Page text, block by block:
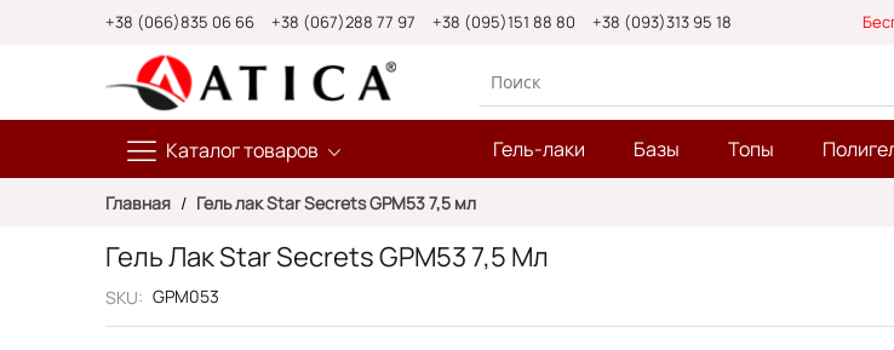
+38 (066)835 06 66 +38 (067)288 77 97 +38 (095)151 88 80 +38 (093)313 95 18
Каталог товаров Гель-лаки Базы Топы
Главная Гель лак Star Secrets GPM53 7,5 мл
Гель Лак Star Secrets GPM53 7,5 Мл
SKU GPM053